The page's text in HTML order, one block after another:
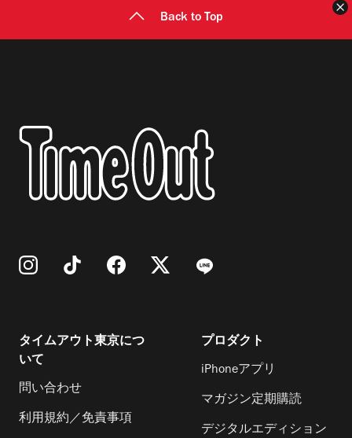
Back to Top
タイムアウト東京につ
いて
問い合わせ
利用規約／免責事項
プロダクト
iPhoneアプリ
マガジン定期購読
デジタルエディション